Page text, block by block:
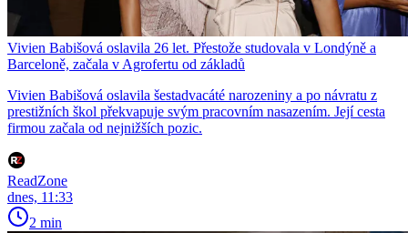
Vivien Babišová oslavila 26 let. Přestože studovala v Londýně a
Barceloně, začala v Agrofertu od základů
Vivien Babišová oslavila šestadvacáté narozeniny a po návratu z
prestižních škol překvapuje svým pracovním nasazením. Její cesta
firmou začala od nejnižších pozic.
ReadZone
dnes, 11:33
2 min